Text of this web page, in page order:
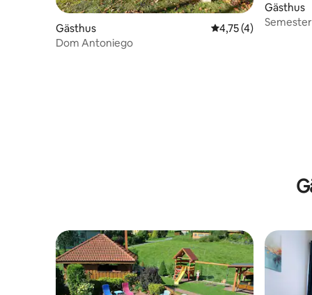
Gästhus 4,75 av 5 i
4,75 (4)
Dom Antoniego
Gästhus